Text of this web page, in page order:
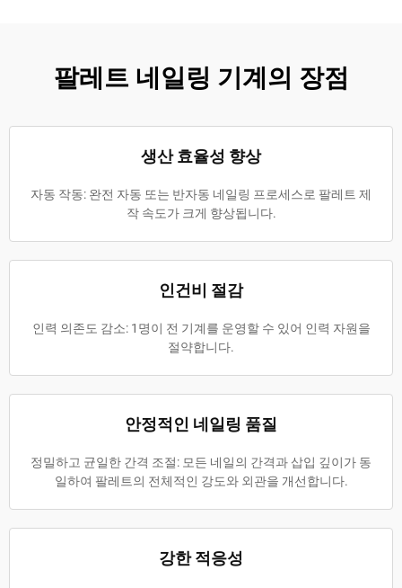
팔레트 네일링 기계의 장점
생산 효율성 향상
자동 작동: 완전 자동 또는 반자동 네일링 프로세스로 팔레트 제
작 속도가 크게 향상됩니다.
인건비 절감
인력 의존도 감소: 1명이 전 기계를 운영할 수 있어 인력 자원을
절약합니다.
안정적인 네일링 품질
정밀하고 균일한 간격 조절: 모든 네일의 간격과 삽입 깊이가 동
일하여 팔레트의 전체적인 강도와 외관을 개선합니다.
강한 적응성